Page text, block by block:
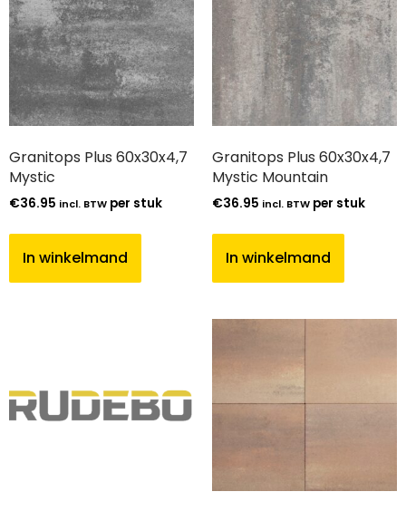
Granitops Plus 60x30x4,7
Mystic
€36.95 incl. BTW per stuk
In winkelmand
Granitops Plus 60x30x4,7
Mystic Mountain
€36.95 incl. BTW per stuk
In winkelmand